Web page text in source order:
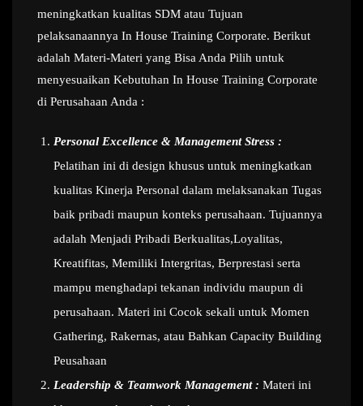
meningkatkan kualitas SDM atau Tujuan
pelaksanaannya In House Training Corporate. Berikut
adalah Materi-Materi yang Bisa Anda Pilih untuk
menyesuaikan Kebutuhan In House Training Corporate
di Perusahaan Anda :
Personal Excellence & Management Stress :
Pelatihan ini di design khusus untuk meningkatkan
kualitas Kinerja Personal dalam melaksanakan Tugas
baik pribadi maupun konteks perusahaan. Tujuannya
adalah Menjadi Pribadi Berkualitas,Loyalitas,
Kreatifitas, Memiliki Intergritas, Berprestasi serta
mampu menghadapi tekanan individu maupun di
perusahaan. Materi ini Cocok sekali untuk Momen
Gathering, Rakernas, atau Bahkan Capacity Building
Peusahaan
Leadership & Teamwork Management : Materi ini